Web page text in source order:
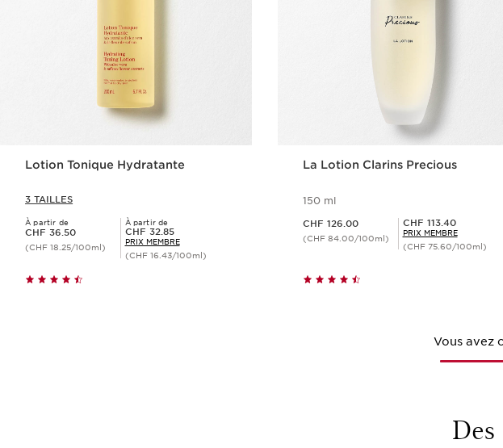
Lotion Tonique Hydratante
3 TAILLES
À partir de
Nouveau prix CHF 36.50
CHF 36.50
(CHF 18.25/100ml)
À partir de
Prix Sérénité CHF 32.85
CHF 32.85
PRIX MEMBRE
(CHF 16.43/100ml)
La Lotion Clarins Precious
150 ml
CHF 126.00
(CHF 84.00/100ml)
Prix Sérénité CHF 113.40
CHF 113.40
PRIX MEMBRE
(CHF 75.60/100ml)
Vous avez